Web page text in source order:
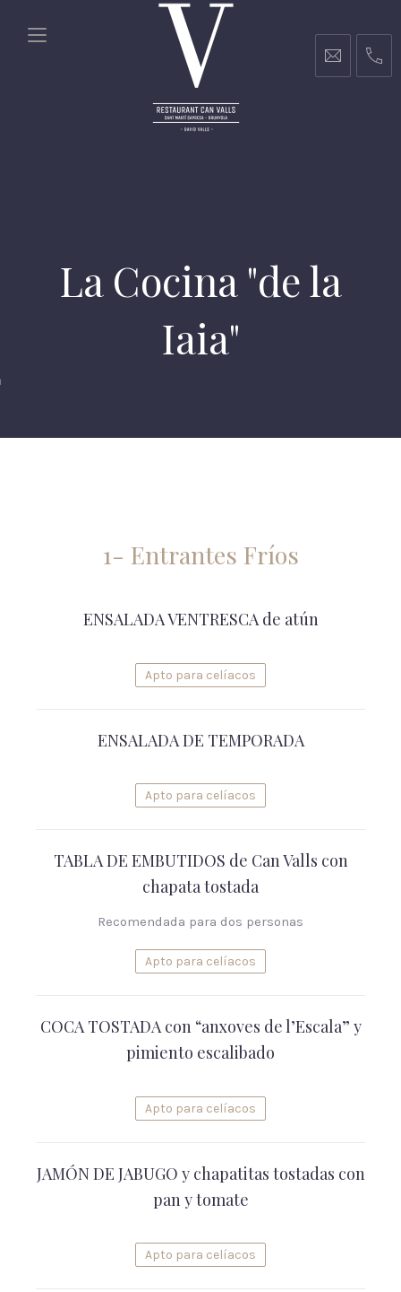
La Cocina "de la
Iaia"
1- Entrantes Fríos
ENSALADA VENTRESCA de atún
Apto para celíacos
ENSALADA DE TEMPORADA
Apto para celíacos
TABLA DE EMBUTIDOS de Can Valls con
chapata tostada
Recomendada para dos personas
Apto para celíacos
COCA TOSTADA con “anxoves de l’Escala” y
pimiento escalibado
Apto para celíacos
JAMÓN DE JABUGO y chapatitas tostadas con
pan y tomate
Apto para celíacos